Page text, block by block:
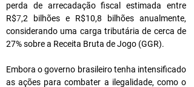
perda de arrecadação fiscal estimada entre
R$7,2 bilhões e R$10,8 bilhões anualmente,
considerando uma carga tributária de cerca de
27% sobre a Receita Bruta de Jogo (GGR).
Embora o governo brasileiro tenha intensificado
as ações para combater a ilegalidade, como o